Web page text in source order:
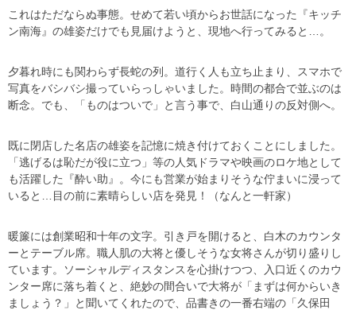
これはただならぬ事態。せめて若い頃からお世話になった『キッチ
ン南海』の雄姿だけでも見届けようと、現地へ行ってみると…。
夕暮れ時にも関わらず長蛇の列。道行く人も立ち止まり、スマホで
写真をバシバシ撮っていらっしゃいました。時間の都合で並ぶのは
断念。でも、「ものはついで」と言う事で、白山通りの反対側へ。
既に閉店した名店の雄姿を記憶に焼き付けておくことにしました。
「逃げるは恥だが役に立つ」等の人気ドラマや映画のロケ地として
も活躍した『酔い助』。今にも営業が始まりそうな佇まいに浸って
いると…目の前に素晴らしい店を発見！（なんと一軒家）
暖簾には創業昭和十年の文字。引き戸を開けると、白木のカウンタ
ーとテーブル席。職人肌の大将と優しそうな女将さんが切り盛りし
ています。ソーシャルディスタンスを心掛けつつ、入口近くのカウ
ンター席に落ち着くと、絶妙の間合いで大将が「まずは何からいき
ましょう？」と聞いてくれたので、品書きの一番右端の「久保田